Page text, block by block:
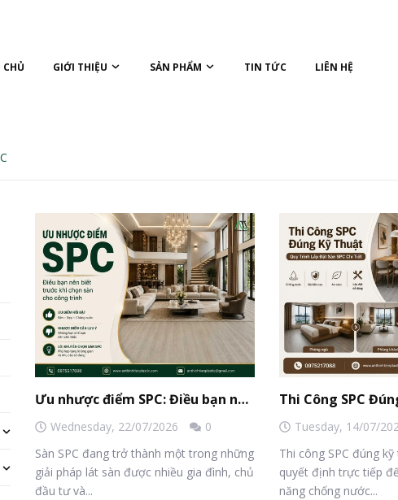
CHỦ GIỚI THIỆU SẢN PHẨM TIN TỨC LIÊN HỆ
Ưu nhược điểm SPC: Điều bạn nên biết trước khi chọn sàn cho công trình
Wednesday, 22/07/2026
0
Sàn SPC đang trở thành một trong những
giải pháp lát sàn được nhiều gia đình, chủ
đầu tư và...
Tuesday, 14/07/
Thi công SPC đúng
quyết định trực tiếp
năng chống nước...